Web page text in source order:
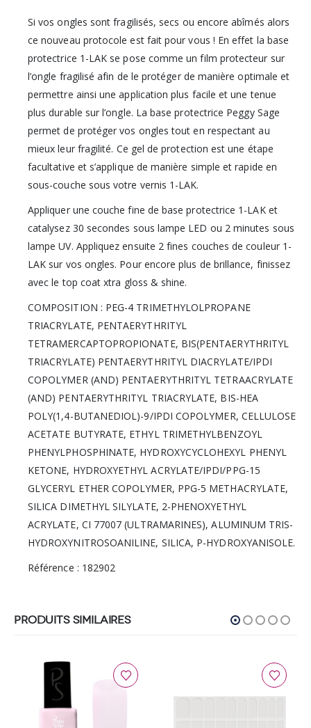
Si vos ongles sont fragilisés, secs ou encore abîmés alors
ce nouveau protocole est fait pour vous ! En effet la base
protectrice 1-LAK se pose comme un film protecteur sur
l’ongle fragilisé afin de le protéger de manière optimale et
permettre ainsi une application plus facile et une tenue
plus durable sur l’ongle. La base protectrice Peggy Sage
permet de protéger vos ongles tout en respectant au
mieux leur fragilité. Ce gel de protection est une étape
facultative et s’applique de manière simple et rapide en
sous-couche sous votre vernis 1-LAK.
Appliquer une couche fine de base protectrice 1-LAK et
catalysez 30 secondes sous lampe LED ou 2 minutes sous
lampe UV. Appliquez ensuite 2 fines couches de couleur 1-
LAK sur vos ongles. Pour encore plus de brillance, finissez
avec le top coat xtra gloss & shine.
COMPOSITION : PEG-4 TRIMETHYLOLPROPANE
TRIACRYLATE, PENTAERYTHRITYL
TETRAMERCAPTOPROPIONATE, BIS(PENTAERYTHRITYL
TRIACRYLATE) PENTAERYTHRITYL DIACRYLATE/IPDI
COPOLYMER (AND) PENTAERYTHRITYL TETRAACRYLATE
(AND) PENTAERYTHRITYL TRIACRYLATE, BIS-HEA
POLY(1,4-BUTANEDIOL)-9/IPDI COPOLYMER, CELLULOSE
ACETATE BUTYRATE, ETHYL TRIMETHYLBENZOYL
PHENYLPHOSPHINATE, HYDROXYCYCLOHEXYL PHENYL
KETONE, HYDROXYETHYL ACRYLATE/IPDI/PPG-15
GLYCERYL ETHER COPOLYMER, PPG-5 METHACRYLATE,
SILICA DIMETHYL SILYLATE, 2-PHENOXYETHYL
ACRYLATE, CI 77007 (ULTRAMARINES), ALUMINUM TRIS-
HYDROXYNITROSOANILINE, SILICA, P-HYDROXYANISOLE.
Référence : 182902
PRODUITS SIMILAIRES